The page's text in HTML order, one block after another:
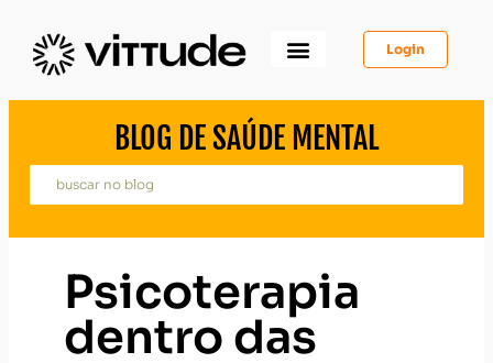
Login
BLOG DE SAÚDE MENTAL
Psicoterapia
dentro das